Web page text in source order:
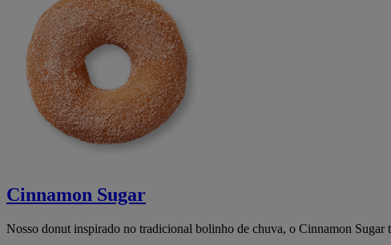
Cinnamon Sugar
Nosso donut inspirado no tradicional bolinho de chuva, o Cinnamon Sugar